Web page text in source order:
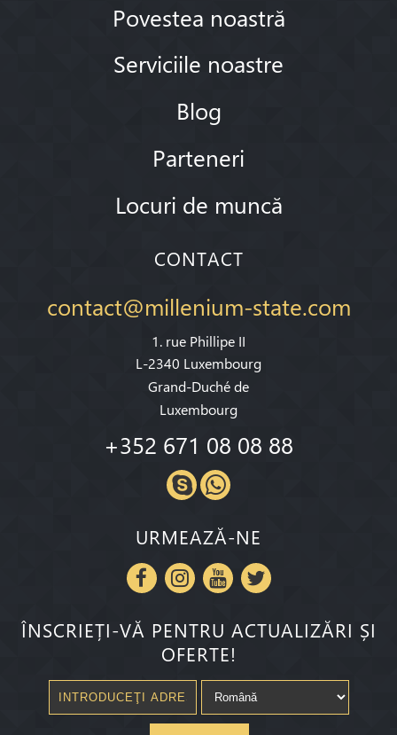
Povestea noastră
Serviciile noastre
Blog
Parteneri
Locuri de muncă
CONTACT
contact@millenium-state.com
1. rue Phillipe II
L-2340 Luxembourg
Grand-Duché de
Luxembourg
+352 671 08 08 88
URMEAZĂ-NE
ÎNSCRIEȚI-VĂ PENTRU ACTUALIZĂRI ȘI
OFERTE!